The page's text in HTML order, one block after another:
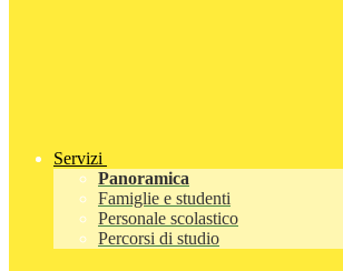
Servizi
Panoramica
Famiglie e studenti
Personale scolastico
Percorsi di studio